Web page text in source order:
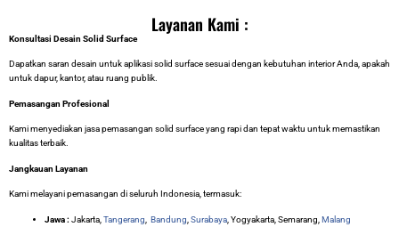
Layanan Kami :
Konsultasi Desain Solid Surface
Dapatkan saran desain untuk aplikasi solid surface sesuai dengan kebutuhan interior Anda, apakah
untuk dapur, kantor, atau ruang publik.
Pemasangan Profesional
Kami menyediakan jasa pemasangan solid surface yang rapi dan tepat waktu untuk memastikan
kualitas terbaik.
Jangkauan Layanan
Kami melayani pemasangan di seluruh Indonesia, termasuk:
Jawa : Jakarta, Tangerang Bandung Surabaya , Yogyakarta, Semarang, Malang